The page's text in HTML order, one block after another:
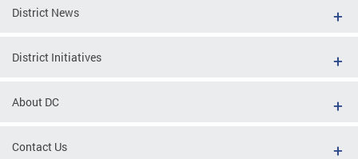
District News
District Initiatives
About DC
Contact Us